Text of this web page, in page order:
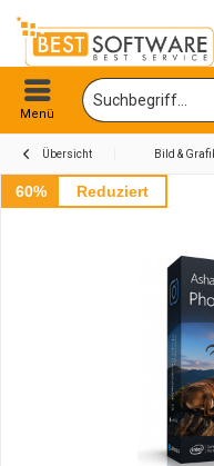
Menü
Übersicht Bild &
60% Reduziert